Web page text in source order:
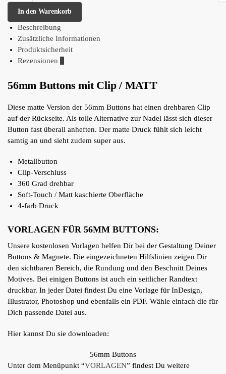
In den Warenkorb
Beschreibung
Zusätzliche Informationen
Produktsicherheit
Rezensionen
56mm Buttons mit Clip / MATT
Diese matte Version der 56mm Buttons hat einen drehbaren Clip
auf der Rückseite. Als tolle Alternative zur Nadel lässt sich dieser
Button fast überall anheften. Der matte Druck fühlt sich leicht
samtig an und sieht zudem super aus.
Metallbutton
Clip-Verschluss
360 Grad drehbar
Soft-Touch / Matt kaschierte Oberfläche
4-farb Druck
VORLAGEN FÜR 56MM BUTTONS:
Unsere kostenlosen Vorlagen helfen Dir bei der Gestaltung Deiner
Buttons & Magnete. Die eingezeichneten Hilfslinien zeigen Dir
den sichtbaren Bereich, die Rundung und den Beschnitt Deines
Motives. Bei einigen Buttons ist auch ein seitlicher Randtext
druckbar. In jeder Datei findest Du eine Vorlage für InDesign,
Illustrator, Photoshop und ebenfalls ein PDF. Wähle einfach die für
Dich passende Datei aus.
Hier kannst Du sie downloaden:
56mm Buttons
Unter dem Menüpunkt “VORLAGEN” findest Du weitere